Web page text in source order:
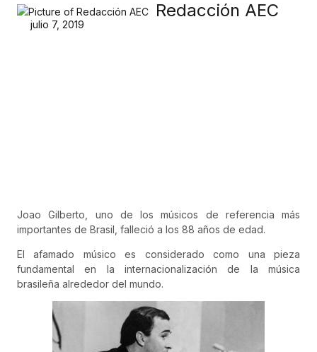
Redacción AEC
julio 7, 2019
Joao Gilberto, uno de los músicos de referencia más
importantes de Brasil, falleció a los 88 años de edad.
El afamado músico es considerado como una pieza
fundamental en la internacionalización de la música
brasileña alrededor del mundo.